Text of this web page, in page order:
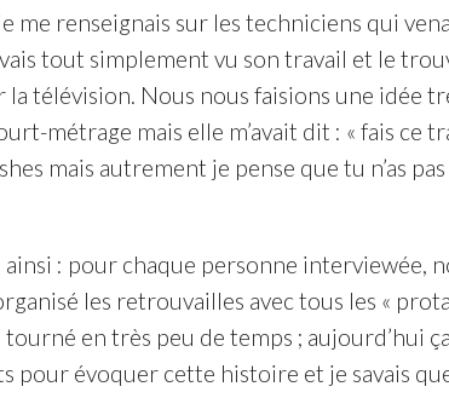
me renseignais sur les techniciens qui
tout simplement vu son travail et le
télévision. Nous nous faisions une idée
métrage mais elle m’avait dit : « fais ce
mais autrement je pense que tu n’as
ainsi : pour chaque personne interviewée,
les retrouvailles avec tous les «
en très peu de temps ; aujourd’hui
évoquer cette histoire et je savais